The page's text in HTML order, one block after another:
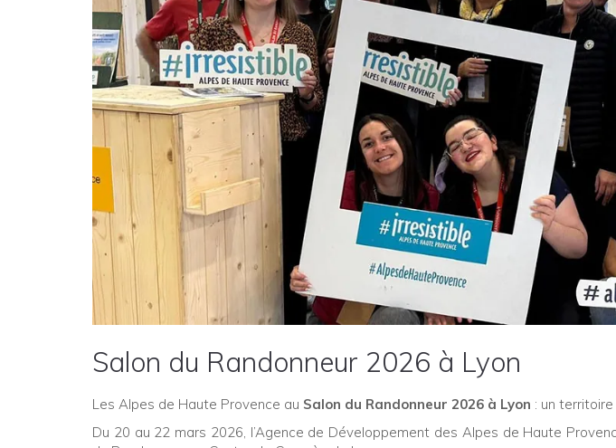
Salon du Randonneur 2026 à Lyon
Les Alpes de Haute Provence au Salon du Randonneur 2026 à Lyon : un territoire
Du 20 au 22 mars 2026, l’Agence de Développement des Alpes de Haute